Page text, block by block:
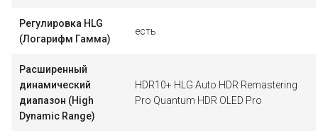
Регулировка HLG
(Логарифм Гамма)
есть
Расширенный
динамический
диапазон (High
Dynamic Range)
HDR10+ HLG Auto HDR Remastering
Pro Quantum HDR OLED Pro